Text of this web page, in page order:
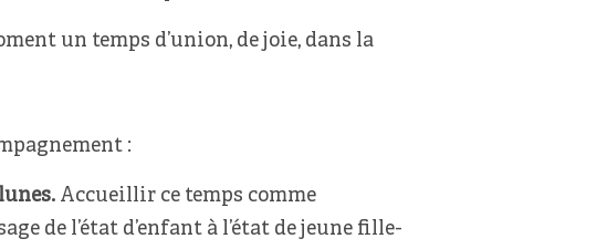
un temps d’union, de joie, dans la
:
Accueillir ce temps comme
de l’état d’enfant à l’état de jeune fille-